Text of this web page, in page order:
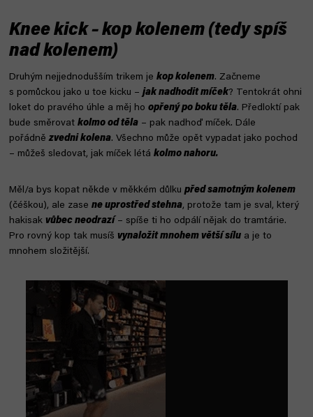
Knee kick – kop kolenem (tedy spíš
nad kolenem)
Druhým nejjednodušším trikem je kop kolenem. Začneme
s pomůckou jako u toe kicku – jak nadhodit míček? Tentokrát ohni
loket do pravého úhle a měj ho opřený po boku těla. Předloktí pak
bude směrovat kolmo od těla – pak nadhoď míček. Dále
pořádnězvedni kolena. Všechno může opět vypadat jako pochod
– můžeš sledovat, jak míček létá kolmo nahoru.
Měl/a bys kopat někde v měkkém důlku před samotným kolenem
(čéškou), ale zase ne uprostřed stehna, protože tam je sval, který
hakisak vůbec neodrazí – spíše ti ho odpálí nějak do tramtárie.
Pro rovný kop tak musíš vynaložit mnohem větší sílu a je to
mnohem složitější.